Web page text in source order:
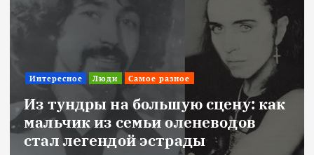
Интересное Люди Самое разное
Из тундры на большую сцену: как
мальчик из семьи оленеводов
стал легендой эстрады